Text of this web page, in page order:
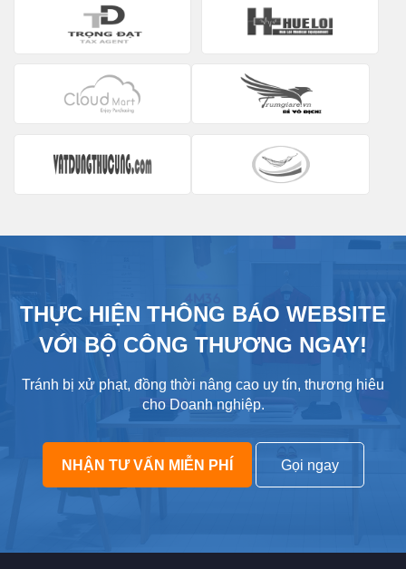
THỰC HIỆN THÔNG BÁO WEBSITE
VỚI BỘ CÔNG THƯƠNG NGAY!
Tránh bị xử phạt, đồng thời nâng cao uy tín, thương hiêu
cho Doanh nghiệp.
NHẬN TƯ VẤN MIỄN PHÍ Gọi ngay